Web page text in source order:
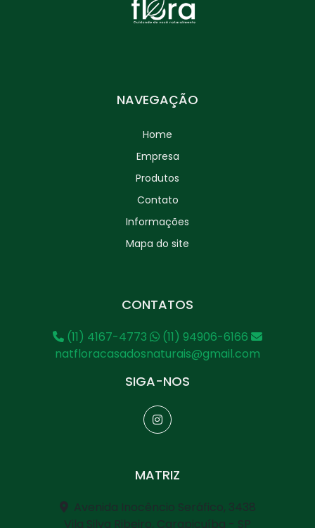
NAVEGAÇÃO
Home
Empresa
Produtos
Contato
Informações
Mapa do site
CONTATOS
(11) 4167-4773
(11) 94906-6166
natfloracasadosnaturais@gmail.com
SIGA-NOS
MATRIZ
Avenida Inocêncio Seráfico, 3438
Vila Silva Ribeiro, Carapicuíba - SP